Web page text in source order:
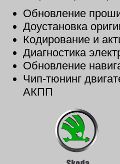
Обновление
Доустановка
Кодирование и
Диагностика
Обновление
Чип-тюнинг
АКПП